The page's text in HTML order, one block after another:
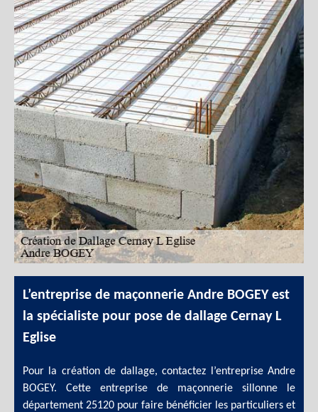
L’entreprise de maçonnerie Andre BOGEY est
la spécialiste pour pose de dallage Cernay L
Eglise
Pour la création de dallage, contactez l’entreprise Andre
BOGEY. Cette entreprise de maçonnerie sillonne le
département 25120 pour faire bénéficier les particuliers et